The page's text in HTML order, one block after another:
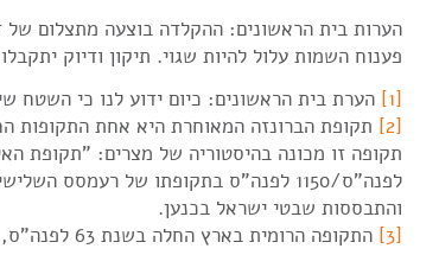
הערות בית הראשונים: ההקלדה בוצעה מתצלום
פענוח השמות עלול להיות שגוי. תיקון ודיוק
[1]
הערת בית הראשונים: כיום ידוע לנו כי השטח
[2]
תקופת הברונזה המאוחרת היא אחת התקופות
לפנה"ס/1150 לפנה"ס בתקופתו של
והתבססות שבטי ישראל בכנען.
[3]
התקופה